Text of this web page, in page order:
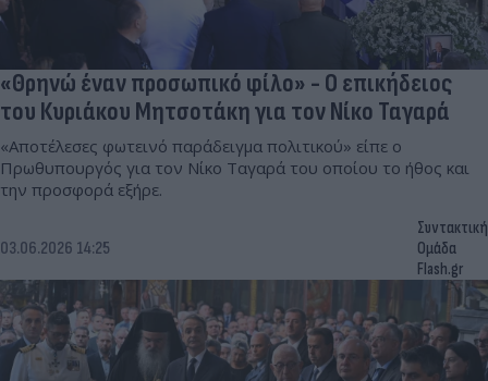
«Θρηνώ έναν προσωπικό φίλο» - Ο επικήδειος
του Κυριάκου Μητσοτάκη για τον Νίκο Ταγαρά
«Αποτέλεσες φωτεινό παράδειγμα πολιτικού» είπε ο
Πρωθυπουργός για τον Νίκο Ταγαρά του οποίου το ήθος και
την προσφορά εξήρε.
03.06.2026 14:25
Συντακτική
Ομάδα
Flash.gr